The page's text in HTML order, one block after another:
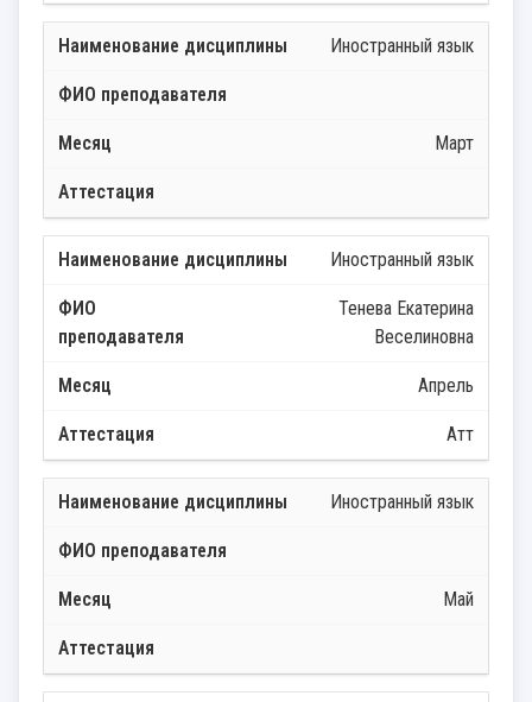
Иностранный язык
Март
Иностранный язык
Тенева Екатерина
Веселиновна
Апрель
Атт
Иностранный язык
Май